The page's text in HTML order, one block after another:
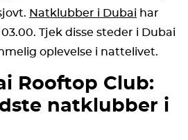
Natklubber i Dubai har
Tjek disse steder i Dubai
oplevelse i nattelivet.
Rooftop Club:
natklubber i